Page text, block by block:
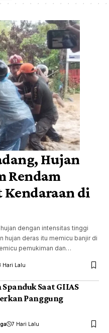
Hujan
Rendam
Kendaraan di
dengan intensitas tinggi
hujan deras itu memicu banjir di
pemukiman dan…
Hari Lalu
Saat GIIAS
Panggung
7 Hari Lalu